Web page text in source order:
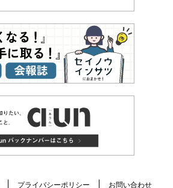
プライバシーポリシー お問い合わせ